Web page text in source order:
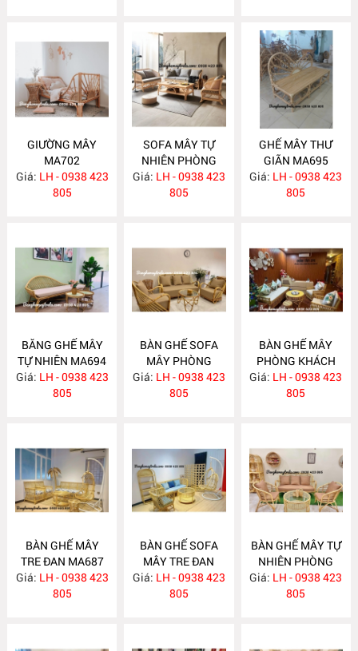
GIƯỜNG MÂY
MA702
Giá: LH - 0938 423
805
SOFA MÂY TỰ
NHIÊN PHÒNG
KHÁCH MA697
Giá: LH - 0938 423
805
GHẾ MÂY THƯ
GIÃN MA695
Giá: LH - 0938 423
805
BĂNG GHẾ MÂY
TỰ NHIÊN MA694
Giá: LH - 0938 423
805
BÀN GHẾ SOFA
MÂY PHÒNG
KHÁCH MA689
Giá: LH - 0938 423
805
BÀN GHẾ MÂY
PHÒNG KHÁCH
MA688
Giá: LH - 0938 423
805
BÀN GHẾ MÂY
TRE ĐAN MA687
Giá: LH - 0938 423
805
BÀN GHẾ SOFA
MÂY TRE ĐAN
MA686
Giá: LH - 0938 423
805
BÀN GHẾ MÂY TỰ
NHIÊN PHÒNG
KHÁCH MA685
Giá: LH - 0938 423
805